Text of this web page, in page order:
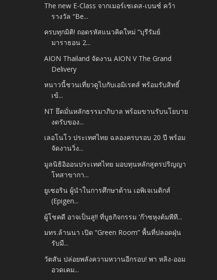
The new E-Class จากเมอร์เซเดส-เบนซ์ คว้า
รางวัล “Be...
ครบทุกมิติ! ถอดรหัสแนวคิดใหม่ “บุรีรัมย์
มาราธอน 2...
AION Thailand จัดงาน AION V The Grand
Delivery
หนาวนี้ชวนเที่ยวดูไบกับเอมิเรตส์ พร้อมรับสิทธิ์
เข้...
NT ยึดมั่นหลักธรรมาภิบาล พร้อมขานรับนโยบาย
งดรับของ...
เลอโนโว ประเทศไทย ฉลองครบรอบ 20 ปี พร้อม
จัดงานวิ่ง...
มูลนิธิอิออนประเทศไทย มอบทุนหลักสูตรปริญญา
โทสาขากา...
ยูเซอริน ผู้นำในการศึกษาด้าน เอพิเจเนติกส์
(Epigen...
ผู้โชคดี อาจเป็นสู!! ที่บูธกิจกรรม 'ก๊าซหุงต้มพีที...
มทร.ล้านนา เปิด “Green Room” พื้นที่ปลอดฝุ่น
รับมื...
วัตสัน ปล่อยพลังความหวานอีกรอบ! พา หลิง-ออม
อวดเคม...